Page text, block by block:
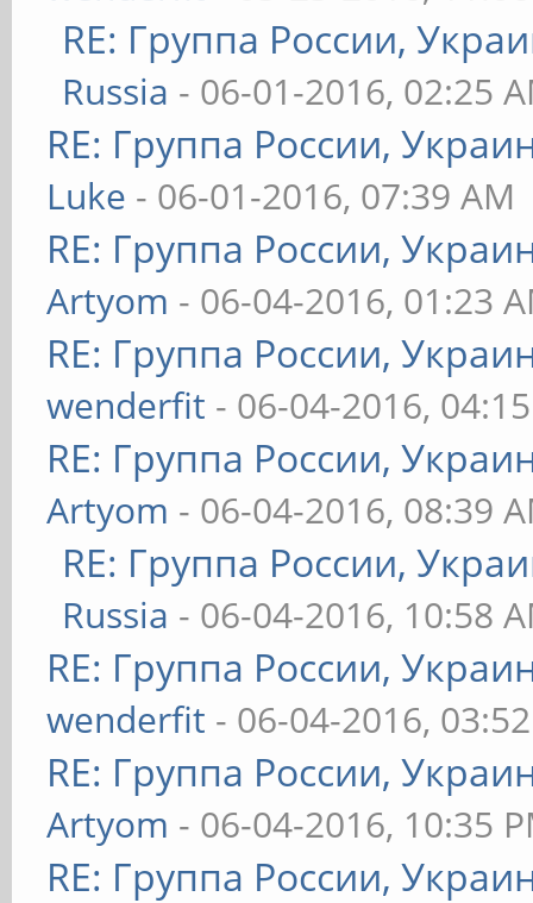
RE: Группа России,
Russia - 06-01-2016, 02:25
RE: Группа России,
Luke - 06-01-2016, 07:39 AM
RE: Группа России,
Artyom - 06-04-2016, 01:23
RE: Группа России,
wenderfit - 06-04-2016,
RE: Группа России,
Artyom - 06-04-2016, 08:39
RE: Группа России,
Russia - 06-04-2016, 10:58
RE: Группа России,
wenderfit - 06-04-2016,
RE: Группа России,
Artyom - 06-04-2016, 10:35
RE: Группа России,